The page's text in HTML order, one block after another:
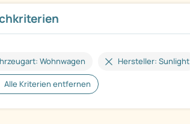
Wohnwagen Hersteller: Sunlight
Alle Kriterien entfernen